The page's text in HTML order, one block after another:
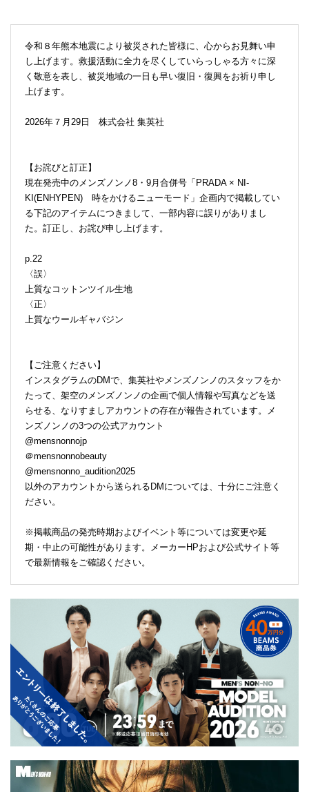
令和８年熊本地震により被災された皆様に、心からお見舞い申
し上げます。救援活動に全力を尽くしていらっしゃる方々に深
く敬意を表し、被災地域の一日も早い復旧・復興をお祈り申し
上げます。
2026年７月29日 株式会社 集英社
【お詫びと訂正】
現在発売中のメンズノンノ8・9月合併号「PRADA × NI-
KI(ENHYPEN) 時をかけるニューモード」企画内で掲載してい
る下記のアイテムにつきまして、一部内容に誤りがありまし
た。訂正し、お詫び申し上げます。
p.22
〈誤〉
上質なコットンツイル生地
〈正〉
上質なウールギャバジン
【ご注意ください】
インスタグラムのDMで、集英社やメンズノンノのスタッフをか
たって、架空のメンズノンノの企画で個人情報や写真などを送
らせる、なりすましアカウントの存在が報告されています。メ
ンズノンノの3つの公式アカウント
@mensnonnojp
＠mensnonnobeauty
@mensnonno_audition2025
以外のアカウントから送られるDMについては、十分にご注意く
ださい。
※掲載商品の発売時期およびイベント等については変更や延
期・中止の可能性があります。メーカーHPおよび公式サイト等
で最新情報をご確認ください。